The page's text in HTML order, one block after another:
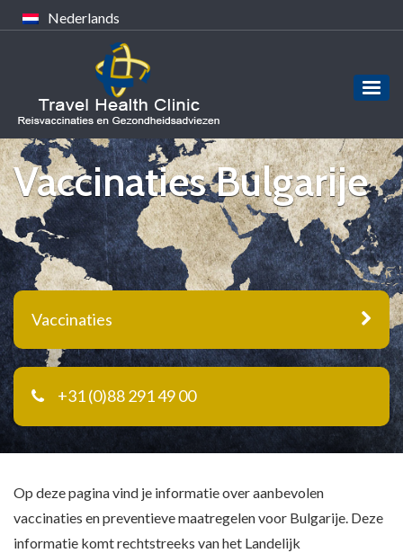
Nederlands
Vaccinaties Bulgarije
Vaccinaties
+31 (0)88 291 49 00
Op deze pagina vind je informatie over aanbevolen
vaccinaties en preventieve maatregelen voor Bulgarije. Deze
informatie komt rechtstreeks van het Landelijk